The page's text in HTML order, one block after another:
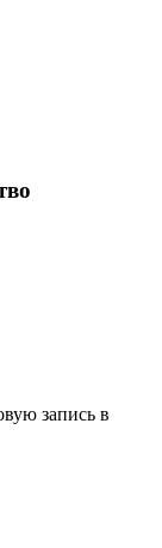
запись в